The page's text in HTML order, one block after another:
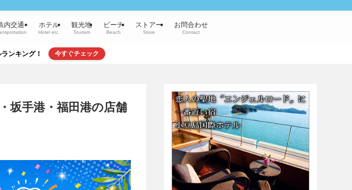
内交通 ホテル
Hotel etc.
観光地
Tourism
ビーチ
Beach
ストアー
Store
お問合わせ
Contact
ンキング！ 今すぐチェック
坂手港・福田港の店舗